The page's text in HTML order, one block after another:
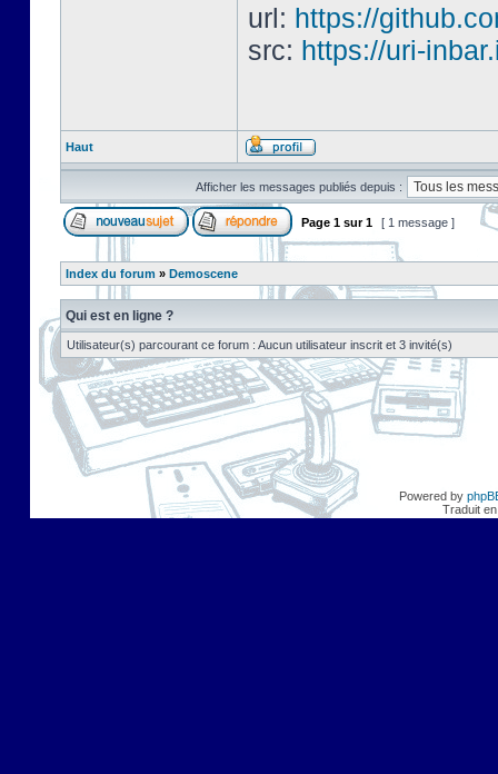
url: https://
src: https://uri-
Haut
Afficher les messages publiés depuis :
Page 1 sur1 [ 1 message ]
Index du forum » Demoscene
Qui est en ligne ?
Utilisateur(s) parcourant ce forum : Aucun utilisateur inscrit et 3 invité(s)
Powered by
Traduit